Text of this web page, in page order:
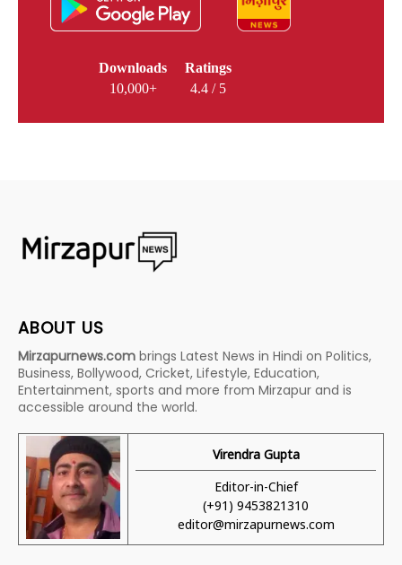
Downloads
10,000+
Ratings
4.4 / 5
ABOUT US
Mirzapurnews.com brings Latest News in Hindi on Politics,
Business, Bollywood, Cricket, Lifestyle, Education,
Entertainment, sports and more from Mirzapur and is
accessible around the world.
Virendra Gupta
Editor-in-Chief
(+91) 9453821310
editor@mirzapurnews.com